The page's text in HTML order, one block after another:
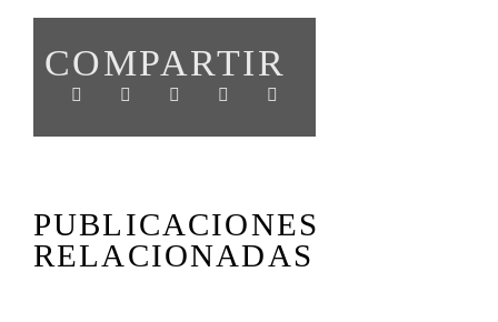
COMPARTIR
PUBLICACIONES
RELACIONADAS